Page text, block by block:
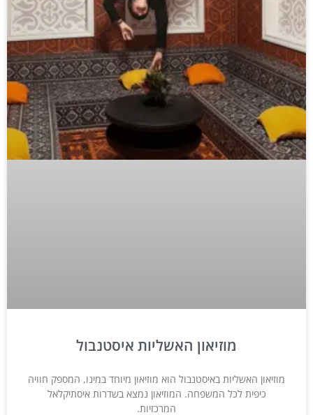
מוזיאון האשליות איסטנבול
מוזיאון האשליות באיסטנבול הוא מוזיאון מיוחד במינו, המספק חוויה
כיפית לכל המשפחה. המוזיאון נמצא בשדרות איסתיקלאל
המרכזיות.